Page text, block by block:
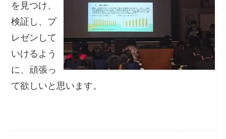
を見つけ、
検証し、プ
レゼンして
いけるよう
に、頑張っ
て欲しいと思います。